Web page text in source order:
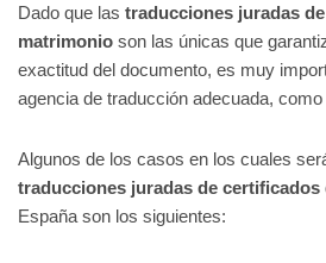
Dado que las traducciones juradas
matrimonio son las únicas que
exactitud del documento, es muy
agencia de traducción adecuada,
Algunos de los casos en los cuales
traducciones juradas de certificados
España son los siguientes: